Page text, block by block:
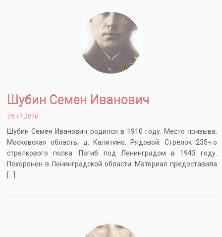
Шубин Семен Иванович
29.11.2016
Шубин Семен Иванович родился в 1910 году. Место призыва:
Московская область, д. Калитино. Рядовой. Стрелок 235-го
стрелкового полка. Погиб под Ленинградом в 1943 году.
Похоронен в Ленинградской области. Материал предоставила
[…]